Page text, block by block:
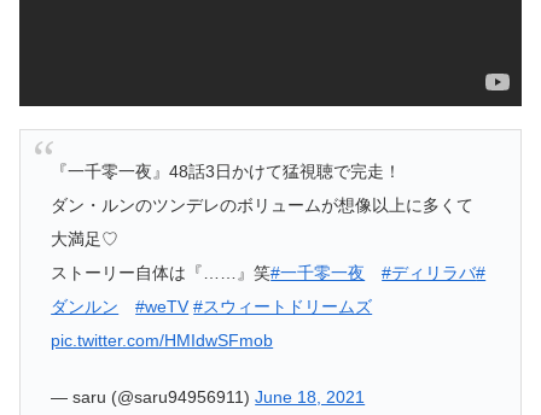
『一千零一夜』48話3日かけて猛視聴で完走！
ダン・ルンのツンデレのボリュームが想像以上に多くて
大満足♡
ストーリー自体は『……』笑#一千零一夜 #ディリラバ#
ダンルン
#weTV #スウィートドリームズ
pic.twitter.com/HMIdwSFmob
— saru (@saru94956911)June 18, 2021